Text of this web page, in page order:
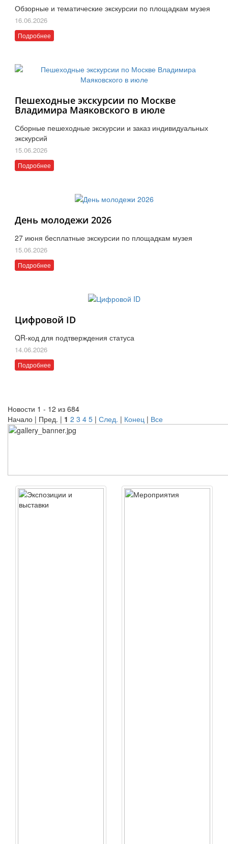
Обзорные и тематические экскурсии по площадкам музея
16.06.2026
Подробнее
Пешеходные экскурсии по Москве
Владимира Маяковского в июле
Сборные пешеходные экскурсии и заказ индивидуальных
экскурсий
15.06.2026
Подробнее
День молодежи 2026
27 июня бесплатные экскурсии по площадкам музея
15.06.2026
Подробнее
Цифровой ID
QR-код для подтверждения статуса
14.06.2026
Подробнее
Новости 1 - 12 из 684
Начало | Пред. | 1 2 3 4 5 | След. | Конец | Все